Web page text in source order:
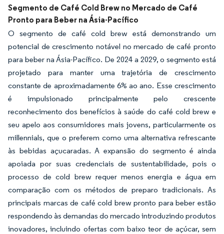
Imagem © Mordor Intelligence. O reuso requer atribuição conforme CC BY 4.0.
Segmento de Café Cold Brew no Mercado de Café
Pronto para Beber na Ásia-Pacífico
O segmento de café cold brew está demonstrando um
potencial de crescimento notável no mercado de café pronto
para beber na Ásia-Pacífico. De 2024 a 2029, o segmento está
projetado para manter uma trajetória de crescimento
constante de aproximadamente 6% ao ano. Esse crescimento
é impulsionado principalmente pelo crescente
reconhecimento dos benefícios à saúde do café cold brew e
seu apelo aos consumidores mais jovens, particularmente os
millennials, que o preferem como uma alternativa refrescante
às bebidas açucaradas. A expansão do segmento é ainda
apoiada por suas credenciais de sustentabilidade, pois o
processo de cold brew requer menos energia e água em
comparação com os métodos de preparo tradicionais. As
principais marcas de café cold brew pronto para beber estão
respondendo às demandas do mercado introduzindo produtos
inovadores, incluindo ofertas com baixo teor de açúcar, sem